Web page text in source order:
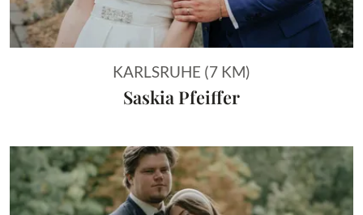
KARLSRUHE (7 KM)
Saskia Pfeiffer